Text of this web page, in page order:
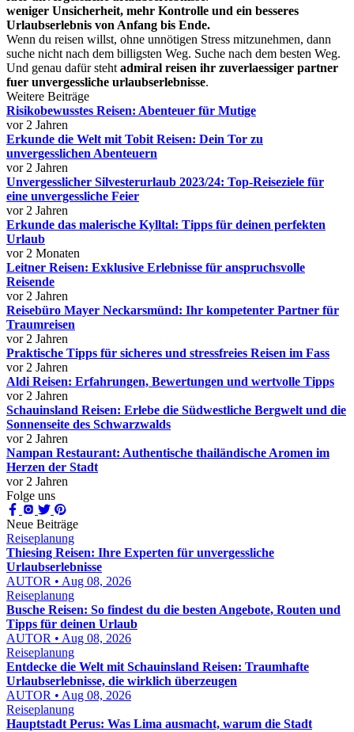
weniger Unsicherheit, mehr Kontrolle und ein besseres
Urlaubserlebnis von Anfang bis Ende.
Wenn du reisen willst, ohne unnötigen Stress mitzunehmen, dann
suche nicht nach dem billigsten Weg. Suche nach dem besten Weg.
Und genau dafür steht admiral reisen ihr zuverlaessiger partner
fuer unvergessliche urlaubserlebnisse.
Weitere Beiträge
Risikobewusstes Reisen: Abenteuer für Mutige
vor 2 Jahren
Erkunde die Welt mit Tobit Reisen: Dein Tor zu
unvergesslichen Abenteuern
vor 2 Jahren
Unvergesslicher Silvesterurlaub 2023/24: Top-Reiseziele für
eine unvergessliche Feier
vor 2 Jahren
Erkunde das malerische Kylltal: Tipps für deinen perfekten
Urlaub
vor 2 Monaten
Leitner Reisen: Exklusive Erlebnisse für anspruchsvolle
Reisende
vor 2 Jahren
Reisebüro Mayer Neckarsmünd: Ihr kompetenter Partner für
Traumreisen
vor 2 Jahren
Praktische Tipps für sicheres und stressfreies Reisen im Fass
vor 2 Jahren
Aldi Reisen: Erfahrungen, Bewertungen und wertvolle Tipps
vor 2 Jahren
Schauinsland Reisen: Erlebe die Südwestliche Bergwelt und die
Sonnenseite des Schwarzwalds
vor 2 Jahren
Nampan Restaurant: Authentische thailändische Aromen im
Herzen der Stadt
vor 2 Jahren
Folge uns
Neue Beiträge
Reiseplanung
Thiesing Reisen: Ihre Experten für unvergessliche
Urlaubserlebnisse
AUTOR • Aug 08, 2026
Reiseplanung
Busche Reisen: So findest du die besten Angebote, Routen und
Tipps für deinen Urlaub
AUTOR • Aug 08, 2026
Reiseplanung
Entdecke die Welt mit Schauinsland Reisen: Traumhafte
Urlaubserlebnisse, die wirklich überzeugen
AUTOR • Aug 08, 2026
Reiseplanung
Hauptstadt Perus: Was Lima ausmacht, warum die Stadt